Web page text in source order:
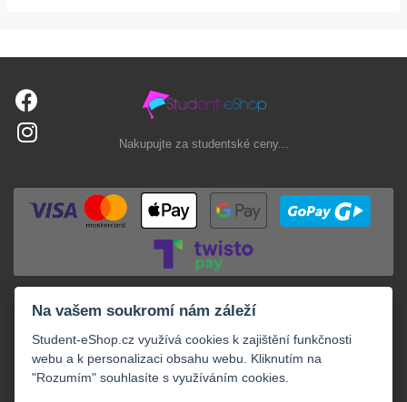
Nakupujte za studentské ceny...
Na vašem soukromí nám záleží
Student-eShop.cz využívá cookies k zajištění funkčnosti
webu a k personalizaci obsahu webu. Kliknutím na
"Rozumím" souhlasíte s využíváním cookies.